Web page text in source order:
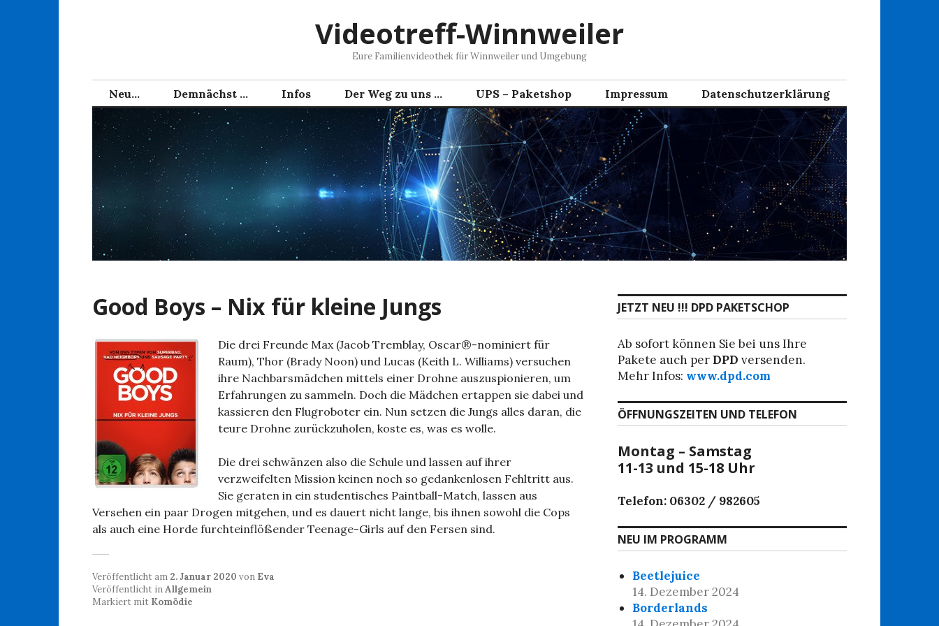
Videotreff-Winnweiler
Eure Familienvideothek für Winnweiler und Umgebung
Neu… Demnächst … Infos Der Weg zu uns … UPS – Paketshop Impressum Datenschutzerklärung
Good Boys – Nix für kleine Jungs
Die drei Freunde Max (Jacob Tremblay, Oscar®-nominiert für
Raum), Thor (Brady Noon) und Lucas (Keith L. Williams) versuchen
ihre Nachbarsmädchen mittels einer Drohne auszuspionieren, um
Erfahrungen zu sammeln. Doch die Mädchen ertappen sie dabei und
kassieren den Flugroboter ein. Nun setzen die Jungs alles daran, die
teure Drohne zurückzuholen, koste es, was es wolle.
Die drei schwänzen also die Schule und lassen auf ihrer
verzweifelten Mission keinen noch so gedankenlosen Fehltritt aus.
Sie geraten in ein studentisches Paintball-Match, lassen aus
Versehen ein paar Drogen mitgehen, und es dauert nicht lange, bis ihnen sowohl die Cops
als auch eine Horde furchteinflößender Teenage-Girls auf den Fersen sind.
Veröffentlicht am 2. Januar 2020 von Eva
Veröffentlicht inAllgemein
Markiert mit Komödie
JETZT NEU !!! DPD PAKETSCHOP
Ab sofort können Sie bei uns Ihre
Pakete auch per DPD versenden.
Mehr Infos: www.dpd.com
ÖFFNUNGSZEITEN UND TELEFON
Montag – Samstag
11-13 und 15-18 Uhr
Telefon: 06302 / 982605
NEU IM PROGRAMM
Beetlejuice
14. Dezember 2024
Borderlands